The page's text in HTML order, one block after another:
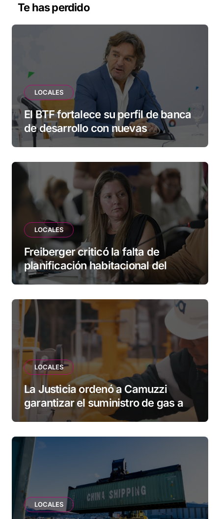
Te has perdido
LOCALES
El BTF fortalece su perfil de banca
de desarrollo con nuevas
herramientas para familias y
LOCALES
Freiberger criticó la falta de
planificación habitacional del
Municipio: “Vuoto deja afuera a
esperando”
LOCALES
La Justicia ordenó a Camuzzi
garantizar el suministro de gas a
una familia de Tolhuin
LOCALES